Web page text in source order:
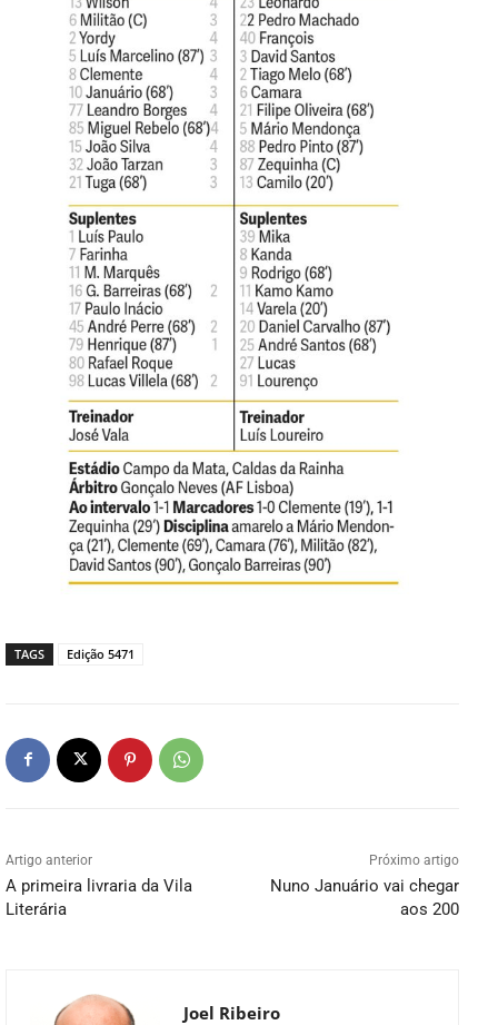
TAGS Edição 5471
Artigo anterior
A primeira livraria da Vila
Literária
Próximo artigo
Nuno Januário vai chegar
aos 200
Joel Ribeiro